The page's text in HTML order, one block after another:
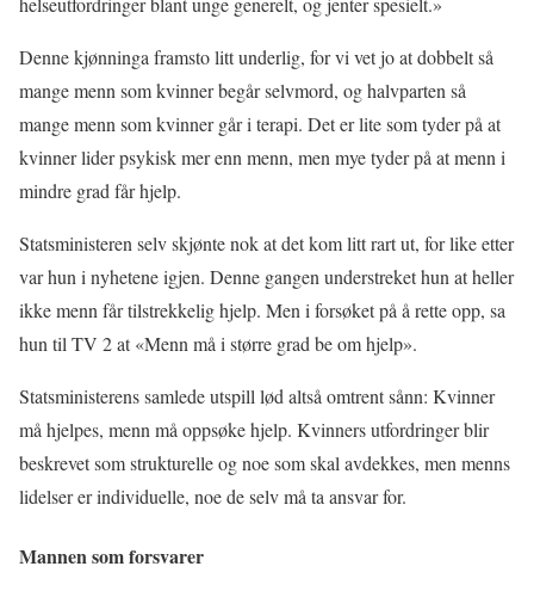
Denne kjønninga framsto litt underlig, for vi vet jo at dobbelt så
mange menn som kvinner begår selvmord, og halvparten så
mange menn som kvinner går i terapi. Det er lite som tyder på at
kvinner lider psykisk mer enn menn, men mye tyder på at menn i
mindre grad får hjelp.
Statsministeren selv skjønte nok at det kom litt rart ut, for like etter
var hun i nyhetene igjen. Denne gangen understreket hun at heller
ikke menn får tilstrekkelig hjelp. Men i forsøket på å rette opp, sa
hun til TV 2 at «Menn må i større grad be om hjelp».
Statsministerens samlede utspill lød altså omtrent sånn: Kvinner
må hjelpes, menn må oppsøke hjelp. Kvinners utfordringer blir
beskrevet som strukturelle og noe som skal avdekkes, men menns
lidelser er individuelle, noe de selv må ta ansvar for.
Mannen som forsvarer